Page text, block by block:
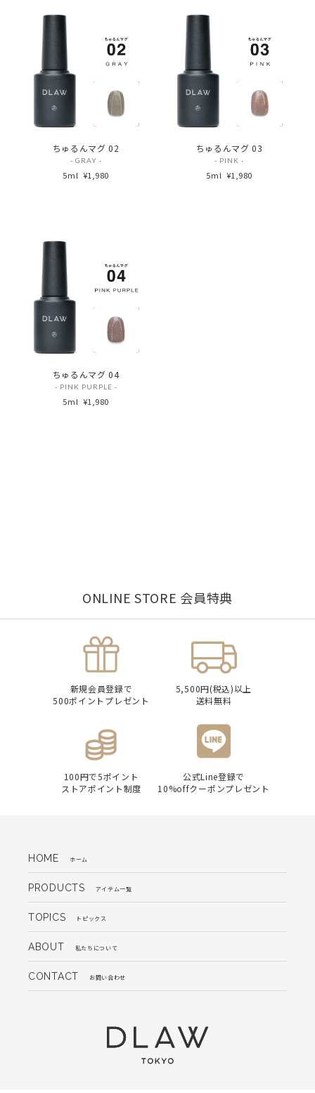
ちゅるんマグ 02
- GRAY -
5ml ¥1,980
ちゅるんマグ 03
- PINK -
5ml ¥1,980
ちゅるんマグ 04
- PINK PURPLE -
5ml ¥1,980
ONLINE STORE 会員特典
新規会員登録で
500ポイントプレゼント
5,500円(税込)以上
送料無料
100円で5ポイント
ストアポイント制度
公式Line登録で
10%offクーポンプレゼント
HOME ホーム
PRODUCTS アイテム一覧
TOPICS トピックス
ABOUT 私たちについて
CONTACT お問い合わせ